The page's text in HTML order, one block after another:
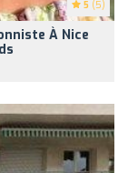
5 (5)
À Nice